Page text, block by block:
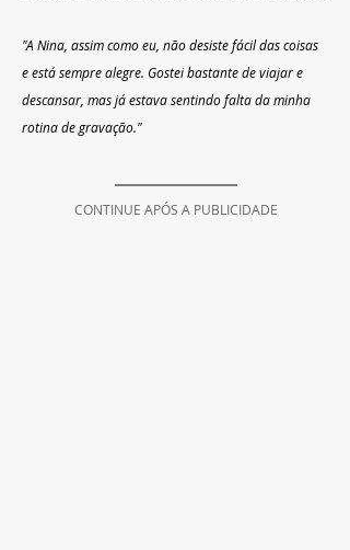
"A Nina, assim como eu, não desiste fácil das coisas
e está sempre alegre. Gostei bastante de viajar e
descansar, mas já estava sentindo falta da minha
rotina de gravação."
CONTINUE APÓS A PUBLICIDADE